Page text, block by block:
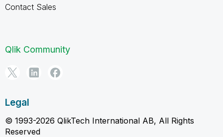
Contact Sales
Qlik Community
Legal
© 1993-2026 QlikTech International AB, All Rights
Reserved